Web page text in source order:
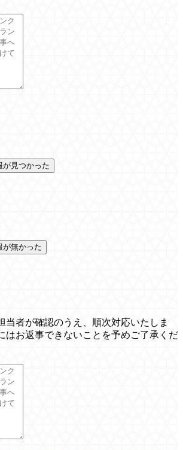
が見つかった
が無かった
当者が確認のうえ、順次対応いたしま
はお返事できないことを予めご了承くだ